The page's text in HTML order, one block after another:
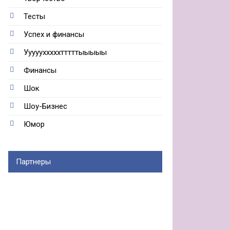
Тесты
Успех и финансы
Ууууухххххтттттыыыыы
Финансы
Шок
Шоу-Бизнес
Юмор
Партнеры